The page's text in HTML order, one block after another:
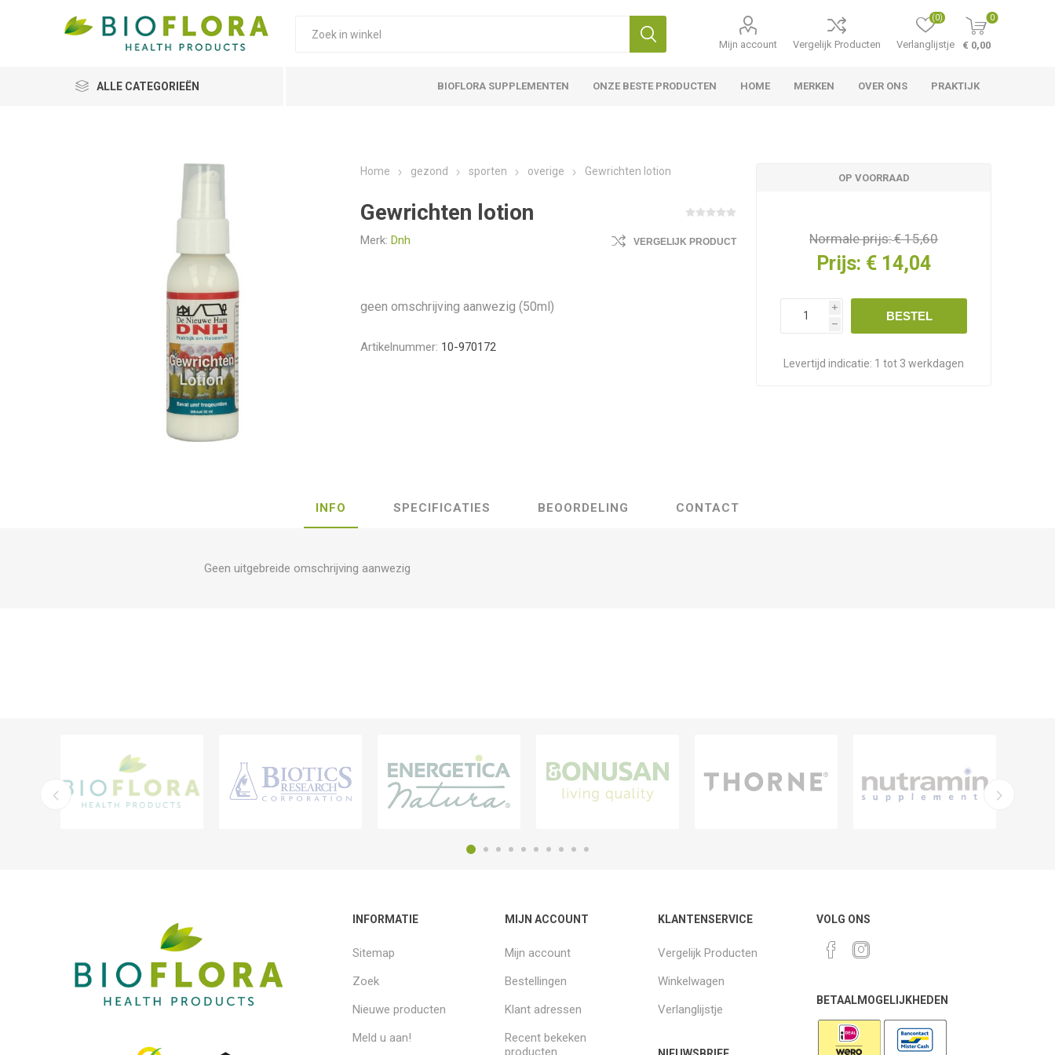
Mijn account Vergelijk Producten Verlanglijstje
(0) 0
€ 0,00
ALLE CATEGORIEËN BIOFLORA SUPPLEMENTEN ONZE BESTE PRODUCTEN HOME MERKEN OVER ONS PRAKTIJK
Home gezond sporten overige Gewrichten lotion
Gewrichten lotion
Merk: Dnh VERGELIJK PRODUCT
geen omschrijving aanwezig (50ml)
Artikelnummer: 10-970172
OP VOORRAAD
Normale prijs:€ 15,60
Prijs: € 14,04
i
h
BESTEL
Levertijd indicatie: 1 tot 3 werkdagen
INFO SPECIFICATIES BEOORDELING CONTACT
Geen uitgebreide omschrijving aanwezig
INFORMATIE
Sitemap
Zoek
Nieuwe producten
Meld u aan!
MIJN ACCOUNT
Mijn account
Bestellingen
Klant adressen
Recent bekeken
producten
KLANTENSERVICE
Vergelijk Producten
Winkelwagen
Verlanglijstje
VOLG ONS
BETAALMOGELIJKHEDEN